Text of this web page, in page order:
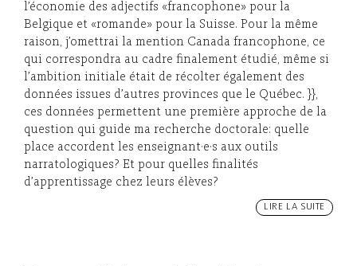
l’économie des adjectifs «francophone» pour la
Belgique et «romande» pour la Suisse. Pour la même
raison, j’omettrai la mention Canada francophone, ce
qui correspondra au cadre finalement étudié, même si
l’ambition initiale était de récolter également des
données issues d’autres provinces que le Québec. }},
ces données permettent une première approche de la
question qui guide ma recherche doctorale: quelle
place accordent les enseignant·e·s aux outils
narratologiques? Et pour quelles finalités
d’apprentissage chez leurs élèves?
LIRE LA SUITE